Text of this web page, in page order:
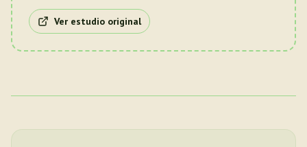
Ver estudio original